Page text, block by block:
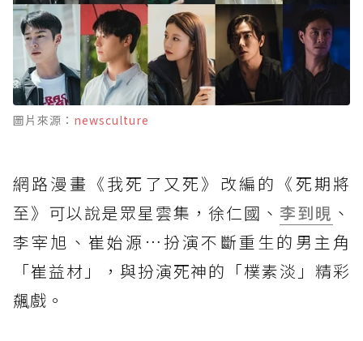
圖片來源： newsculture
網路漫畫《我死了又死》改編的《死期將
至》可以說是眾星雲集，徐仁國、 李到晛 、
李宰旭、崔始源…扮演不斷重生的男主角
「崔益材」，與扮演死神的「樸素淡」精彩
飆戲。